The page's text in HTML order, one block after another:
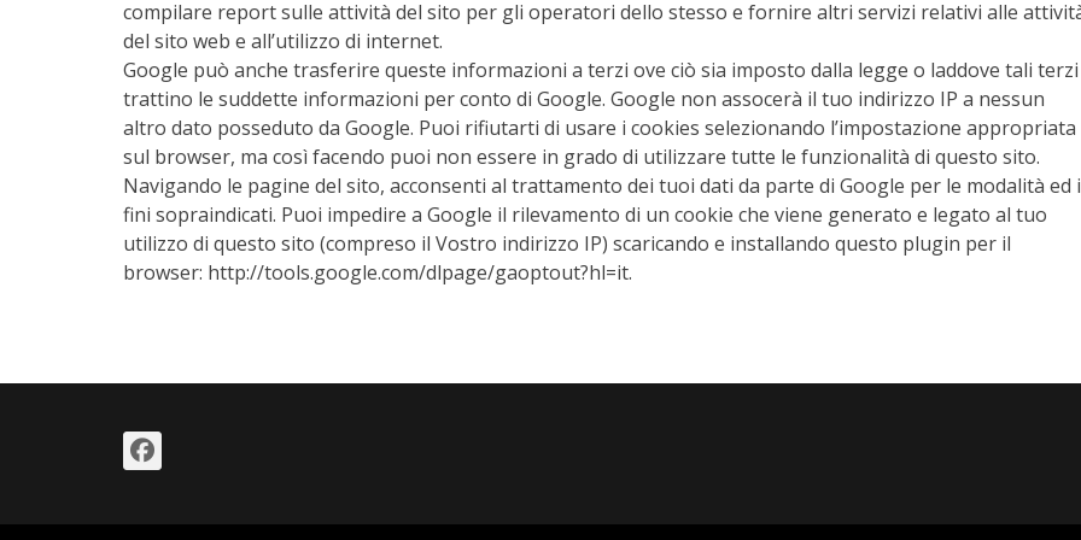
compilare report sulle attività del sito per gli operatori dello stesso e fornire altri servizi relativi alle
del sito web e all’utilizzo di internet.
Google può anche trasferire queste informazioni a terzi ove ciò sia imposto dalla legge o laddove tali terzi
trattino le suddette informazioni per conto di Google. Google non assocerà il tuo indirizzo IP a nessun
altro dato posseduto da Google. Puoi rifiutarti di usare i cookies selezionando l’impostazione appropriata
sul browser, ma così facendo puoi non essere in grado di utilizzare tutte le funzionalità di questo sito.
Navigando le pagine del sito, acconsenti al trattamento dei tuoi dati da parte di Google per le modalità ed i
fini sopraindicati. Puoi impedire a Google il rilevamento di un cookie che viene generato e legato al tuo
utilizzo di questo sito (compreso il Vostro indirizzo IP) scaricando e installando questo plugin per il
browser: http://tools.google.com/dlpage/gaoptout?hl=it.
Facebook